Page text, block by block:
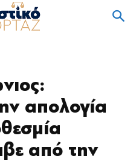
απολογία
από την